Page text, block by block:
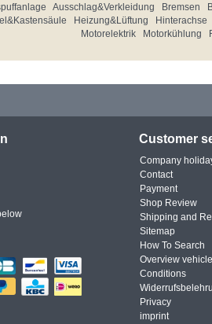
Ausschlag&Verkleidung Bremsen
Heizung&Lüftung
Hinterachse
Motorelektrik
Motorkühlung
Customer
Company
Contact
Payment
Shop Review
Shipping and
Sitemap
How To Search
Overview
Conditions
Privacy
imprint